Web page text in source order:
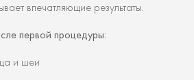
впечатляющие результаты.
первой процедуры:
и шеи